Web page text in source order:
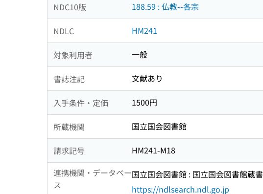
NDC10版 188.59 : 仏教--各宗
NDLC HM241
対象利用者 一般
書誌注記 文献あり
入手条件・定価 1500円
所蔵機関 国立国会図書館
請求記号
HM241-M18
連携機関・データベー
ス
国立国会図書館 : 国立国会図書館蔵書
https://ndlsearch.ndl.go.jp